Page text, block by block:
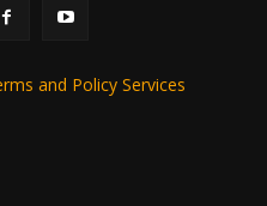
and Policy Services